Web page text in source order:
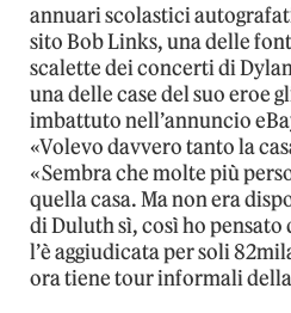
annuari scolastici
sito Bob Links, una delle
scalette dei concerti di
una delle case del suo eroe
imbattuto nell’annuncio
«Volevo davvero tanto la
«Sembra che molte più
quella casa. Ma non era
di Duluth sì, così ho pensato
l’è aggiudicata per soli
ora tiene tour informali